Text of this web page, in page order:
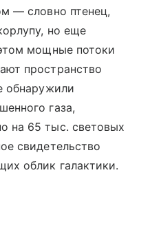
— словно птенец,
но еще
мощные потоки
пространство
обнаружили
газа,
на 65 тыс. световых
свидетельство
облик галактики.